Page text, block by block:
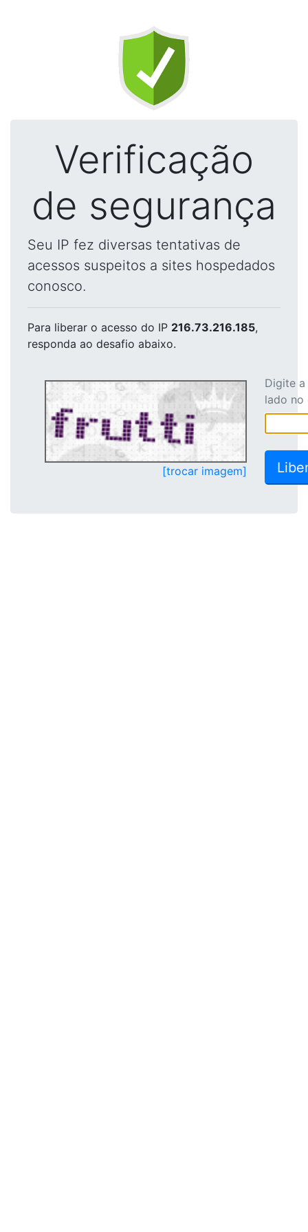
Verificação
de segurança
Seu IP fez diversas tentativas de
acessos suspeitos a sites hospedados
conosco.
Para liberar o acesso do IP 216.73.216.185,
responda ao desafio abaixo.
[trocar imagem]
Digite
lado no